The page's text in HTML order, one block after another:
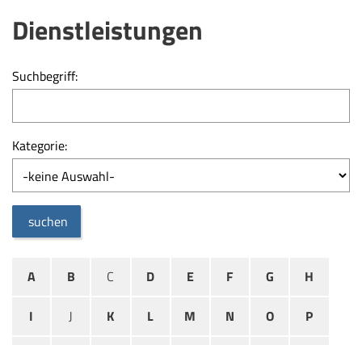
Dienstleistungen
Suchbegriff:
Kategorie:
suchen
A B C D E F G H
I J K L M N O P